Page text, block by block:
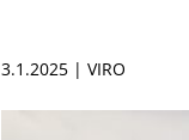
3.1.2025 | VIRO